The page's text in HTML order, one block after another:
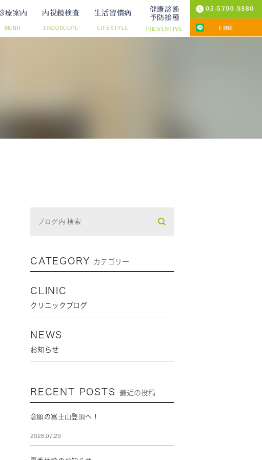
療案内
MENU
内視鏡検査
ENDOSCOPE
リープ切除）
生活習慣病
LIFESTYLE
健康診断
予防接種
PREVENTIVE
CATEGORY カテゴリー
CLINIC
クリニックブログ
NEWS
お知らせ
RECENT POSTS 最近の投稿
念願の富士山登頂へ！
2026.07.29